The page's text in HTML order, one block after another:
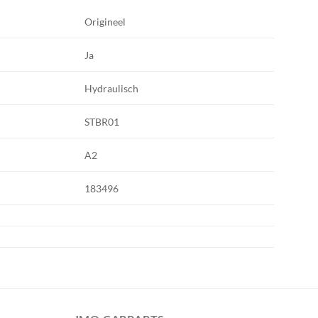
Origineel
Ja
Hydraulisch
STBR01
A2
183496